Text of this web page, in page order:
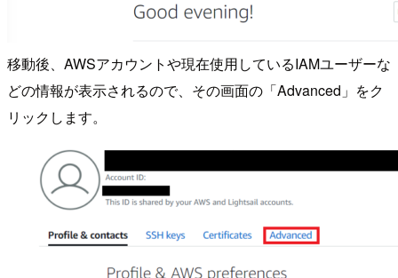
移動後、AWSアカウントや現在使用しているIAMユーザーな
どの情報が表示されるので、その画面の「Advanced」をク
リックします。